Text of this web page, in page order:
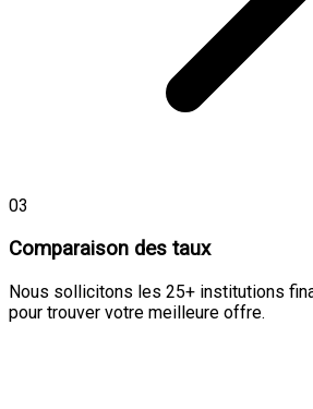
03
Comparaison des taux
Nous sollicitons les 25+ institutions
pour trouver votre meilleure offre.